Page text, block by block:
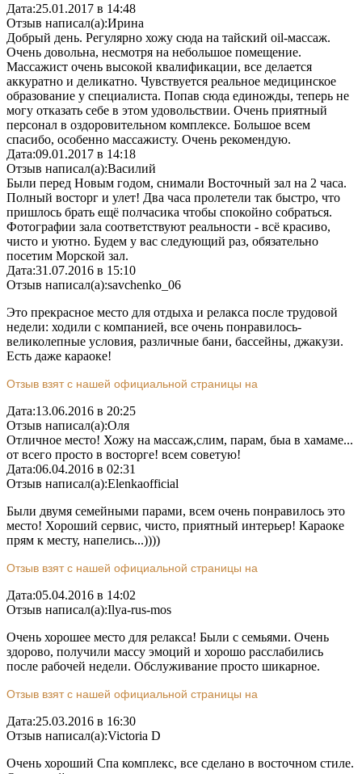
Дата:25.01.2017 в 14:48
Отзыв написал(а):Ирина
Добрый день. Регулярно хожу сюда на тайский oil-массаж.
Очень довольна, несмотря на небольшое помещение.
Массажист очень высокой квалификации, все делается
аккуратно и деликатно. Чувствуется реальное медицинское
образование у специалиста. Попав сюда единожды, теперь не
могу отказать себе в этом удовольствии. Очень приятный
персонал в оздоровительном комплексе. Большое всем
спасибо, особенно массажисту. Очень рекомендую.
Дата:09.01.2017 в 14:18
Отзыв написал(а):Василий
Были перед Новым годом, снимали Восточный зал на 2 часа.
Полный восторг и улет! Два часа пролетели так быстро, что
пришлось брать ещё полчасика чтобы спокойно собраться.
Фотографии зала соответствуют реальности - всё красиво,
чисто и уютно. Будем у вас следующий раз, обязательно
посетим Морской зал.
Дата:31.07.2016 в 15:10
Отзыв написал(а):savchenko_06
Это прекрасное место для отдыха и релакса после трудовой
недели: ходили с компанией, все очень понравилось-
великолепные условия, различные бани, бассейны, джакузи.
Есть даже караоке!
Отзыв взят с нашей официальной страницы на
Дата:13.06.2016 в 20:25
Отзыв написал(а):Оля
Отличное место! Хожу на массаж,слим, парам, быа в хамаме...
от всего просто в восторге! всем советую!
Дата:06.04.2016 в 02:31
Отзыв написал(а):Elenkaofficial
Были двумя семейными парами, всем очень понравилось это
место! Хороший сервис, чисто, приятный интерьер! Караоке
прям к месту, напелись...))))
Отзыв взят с нашей официальной страницы на
Дата:05.04.2016 в 14:02
Отзыв написал(а):Ilya-rus-mos
Очень хорошее место для релакса! Были с семьями. Очень
здорово, получили массу эмоций и хорошо расслабились
после рабочей недели. Обслуживание просто шикарное.
Отзыв взят с нашей официальной страницы на
Дата:25.03.2016 в 16:30
Отзыв написал(а):Victoria D
Очень хороший Спа комплекс, все сделано в восточном стиле.